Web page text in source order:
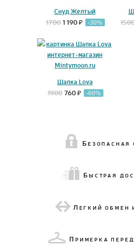
Снуд Желтый
1700 1 190 ₽ -30%
Шапка Lova
1900 760 ₽ -60%
Б ЕЗОПАСНАЯ
Б ЫСТРАЯ
Л ЕГКИЙ ОБМЕН
ПРИМЕРКА